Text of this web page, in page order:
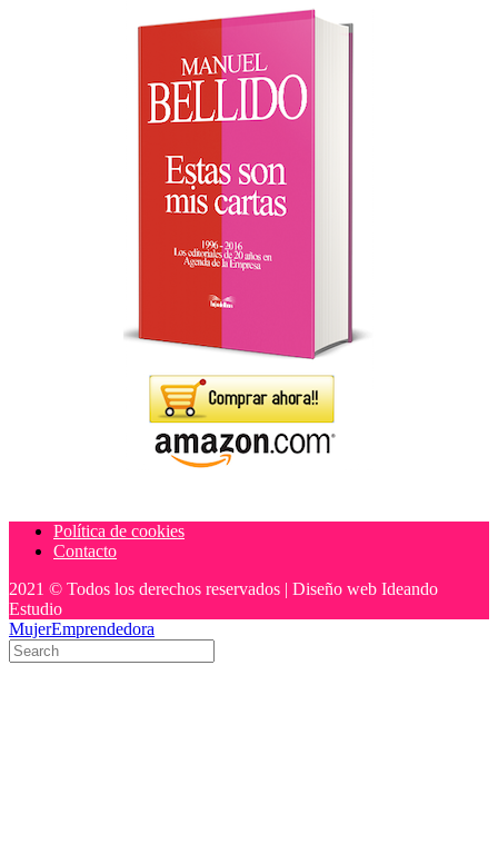
Política de cookies
Contacto
2021 © Todos los derechos reservados | Diseño web Ideando
Estudio
MujerEmprendedora